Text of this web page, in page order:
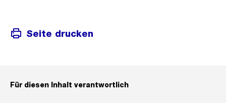
Seite drucken
Für diesen Inhalt verantwortlich